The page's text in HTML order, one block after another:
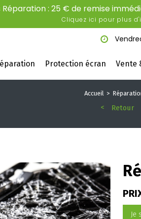
Réparation : 25 € de remise
Cliquez ici pour plus
Protection écran Vente
Accueil
Retour
Je